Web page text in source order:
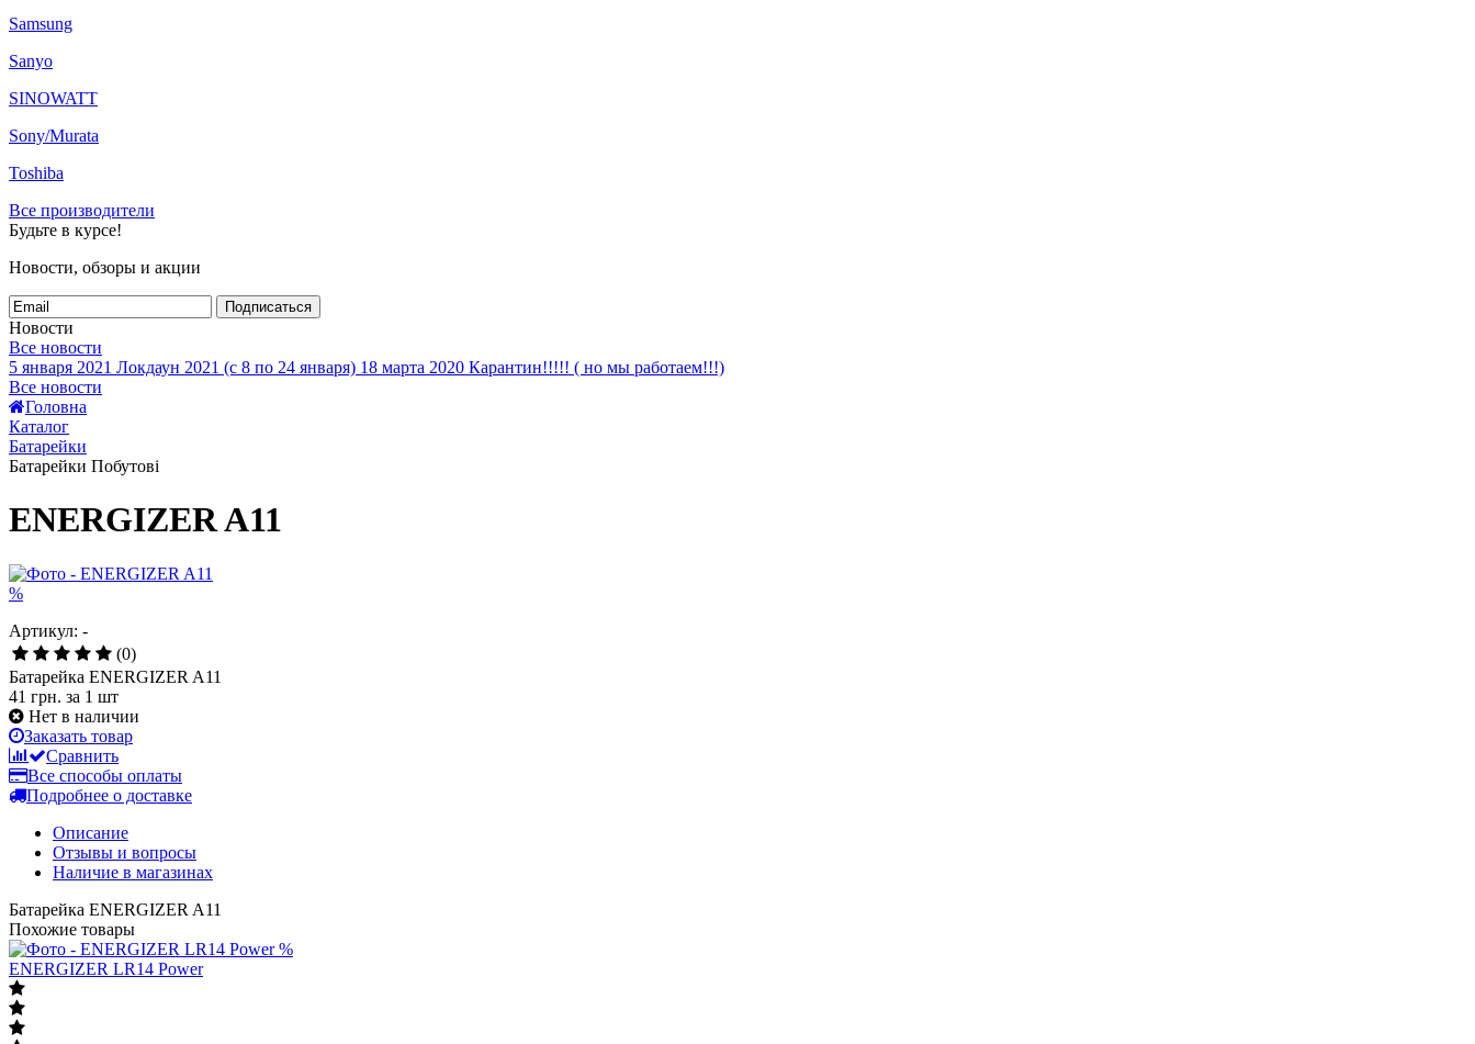
Samsung
Sanyo
SINOWATT
Sony/Murata
Toshiba
Все производители
Будьте в курсе!
Новости, обзоры и акции
Подписаться
Новости
Все новости
5 января 2021 Локдаун 2021 (с 8 по 24 января) 18 марта 2020 Карантин!!!!! ( но мы работаем!!!)
Все новости
Головна
Каталог
Батарейки
Батарейки Побутові
ENERGIZER A11
%
Артикул: -
(0)
Батарейка ENERGIZER A11
41 грн. за 1 шт
Нет в наличии
Заказать товар
Сравнить
Все способы оплаты
Подробнее о доставке
Описание
Отзывы и вопросы
Наличие в магазинах
Батарейка ENERGIZER A11
Похожие товары
%
ENERGIZER LR14 Power